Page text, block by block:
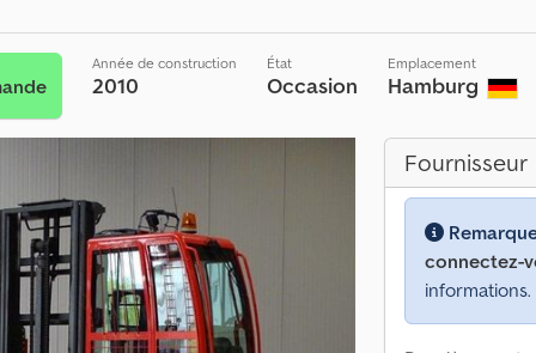
Année de construction
2010
État
Occasion
Emplacement
Hamburg
Fournisseur
connectez-
informations.